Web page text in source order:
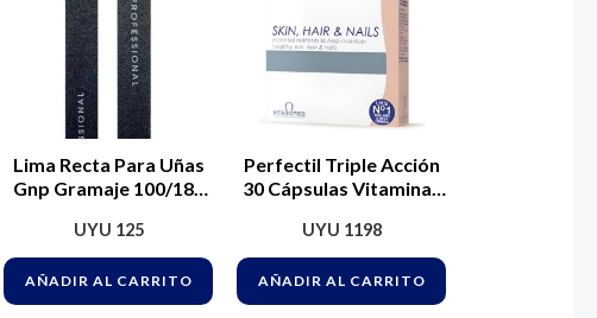
Lima Recta Para Uñas
Gnp Gramaje 100/180
UYU 125
AÑADIR AL CARRITO
Perfectil Triple Acción
30 Cápsulas Vitaminas
Uñas Spefar Sin Sabor
UYU 1198
AÑADIR AL CARRITO